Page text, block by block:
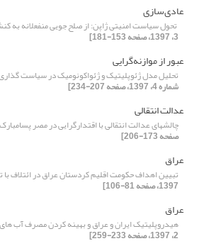
عادی‌سازی
تحول سیاست امنیتی ژاپن: از صلح جویی منفعلانه به
3، 1397، صفحه 153-181]
عبور از ‏موازنه‌گرایی
تحلیل مدل ژئوپلیتیک و ژئواکونومیک در سیاست
شماره 4، 1397، صفحه 207-234]
عدالت انتقالی
چالش‏های عدالت انتقالی با اقتدارگرایی در مصر پسامبارک
صفحه 173-206]
عراق
تبیین اهداف حکومت اقلیم کردستان عراق در ائتلاف با
1397، صفحه 81-106]
عراق
هیدروپلیتیک ایران و عراق ‏و بهینه کردن مصرف آب
2، 1397، صفحه 233-259]